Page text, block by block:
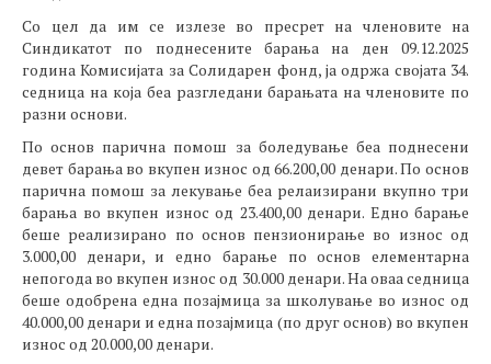
Со цел да им се излезе во пресрет на членовите на
Синдикатот по поднесените барања на ден 09.12.2025
година Комисијата за Солидарен фонд, ја одржа својата 34.
седница на која беа разгледани барањата на членовите по
разни основи.
По основ парична помош за боледување беа поднесени
девет барања во вкупен износ од 66.200,00 денари. По основ
парична помош за лекување беа релаизирани вкупно три
барања во вкупен износ од 23.400,00 денари. Едно барање
беше реализирано по основ пензионирање во износ од
3.000,00 денари, и едно барање по основ елементарна
непогода во вкупен износ од 30.000 денари. На оваа седница
беше одобрена една позајмица за школување во износ од
40.000,00 денари и една позајмица (по друг основ) во вкупен
износ од 20.000,00 денари.